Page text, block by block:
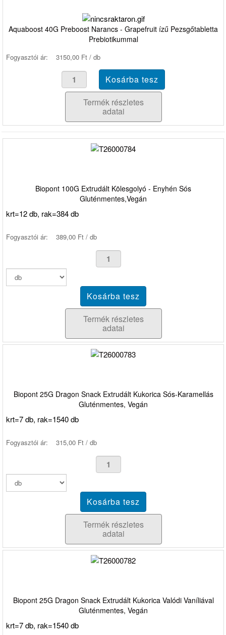
Aquaboost 40G Preboost Narancs - Grapefruit ízű Pezsgőtabletta
Prebiotikummal
Fogyasztói ár: 3150,00 Ft / db
Termék részletes
adatai
Biopont 100G Extrudált Kölesgolyó - Enyhén Sós
Gluténmentes,Vegán
krt=12 db, rak=384 db
Fogyasztói ár: 389,00 Ft / db
Termék részletes
adatai
Biopont 25G Dragon Snack Extrudált Kukorica Sós-Karamellás
Gluténmentes, Vegán
krt=7 db, rak=1540 db
Fogyasztói ár: 315,00 Ft / db
Termék részletes
adatai
Biopont 25G Dragon Snack Extrudált Kukorica Valódi Vaníliával
Gluténmentes, Vegán
krt=7 db, rak=1540 db